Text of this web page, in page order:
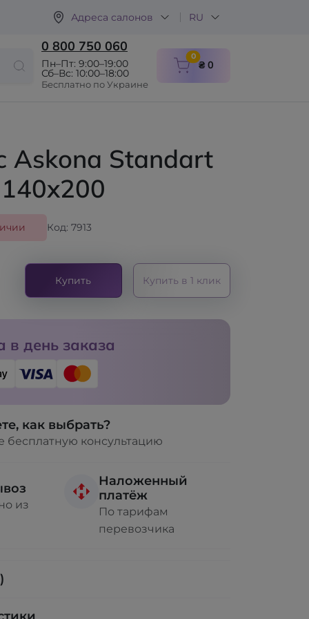
Адреса салонов RU
0 800 750 060
Пн–Пт: 9:00–19:00
Сб–Вс: 10:00–18:00
Бесплатно по Украине
0items in cart
₴ 0
Askona Standart
Код: 7913
Купить Купить в 1 клик
в день заказа
как выбрать?
бесплатную консультацию
из
Наложенный
платёж
По тарифам
перевозчика